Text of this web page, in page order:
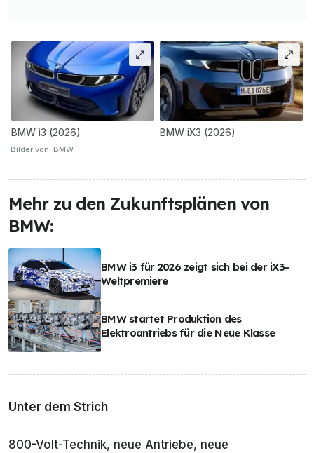
BMW i3 (2026) BMW iX3 (2026)
Bilder von: BMW
Mehr zu den Zukunftsplänen von
BMW:
BMW i3 für 2026 zeigt sich bei der iX3-
Weltpremiere
BMW startet Produktion des
Elektroantriebs für die Neue Klasse
Unter dem Strich
800-Volt-Technik, neue Antriebe, neue